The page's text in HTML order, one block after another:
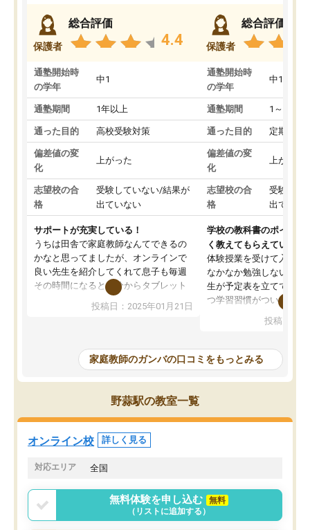
保護者
総合評価
4.4
通塾開始時
の学年
中1
通塾期間 1年以上
通った目的 高校受験対策
偏差値の変
化
上がった
志望校の合
格
受験していない/結果が
出ていない
サポートが充実している！
うちは田舎で家庭教師なんてできるの
かなと思ってましたが、オンラインで
良い先生を紹介してくれて息子も毎週
その時間になると自分からタブレット
を開いてzoomを繋げるようになりまし
た！5科目なんでもOKなのもとても気
めて1年ほどだった今では平均点以上の
科目が増えてきました！あと1年受験ま
であるので無料の週末教室を使用しな
がら頑張って欲しいと思います！
投稿日：2025年01月21日
保護者
総合評価
通塾開始時
の学年
中1
通塾期間 1～3ヵ月
通った目的 定期テス
偏差値の変
化
上がった
志望校の合
格
受験して
出ていな
学校の教科書のポイント
く教えてもらえている
体験授業を受けて入塾し
なかなか勉強しない息子
生が予定表を立ててくれ
つ学習習慣がついてきま
指導が無い日も予定表
問できるのでとても助か
投稿日：
家庭教師のガンバの口コミをもっとみる
野蒜駅の教室一覧
オンライン校 詳しく見る
対応エリア 全国
無料体験を申し込む
無料
（リストに追加する）